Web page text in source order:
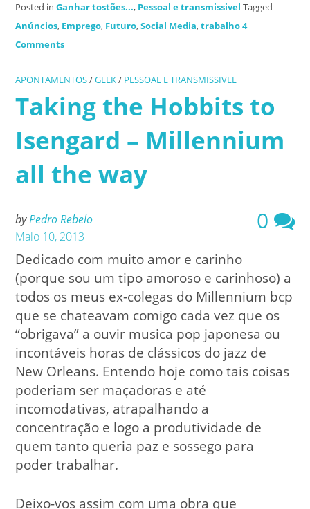
Posted inGanhar tostões..., Pessoal e transmissivel Tagged
Anúncios, Emprego, Futuro,Social Media,trabalho4
Comments
APONTAMENTOS/GEEK/ PESSOAL E TRANSMISSIVEL
Taking the Hobbits to
Isengard – Millennium
all the way
byPedro Rebelo
Maio 10, 2013
0
Dedicado com muito amor e carinho
(porque sou um tipo amoroso e carinhoso) a
todos os meus ex-colegas do Millennium bcp
que se chateavam comigo cada vez que os
“obrigava” a ouvir musica pop japonesa ou
incontáveis horas de clássicos do jazz de
New Orleans. Entendo hoje como tais coisas
poderiam ser maçadoras e até
incomodativas, atrapalhando a
concentração e logo a produtividade de
quem tanto queria paz e sossego para
poder trabalhar.
Deixo-vos assim com uma obra que